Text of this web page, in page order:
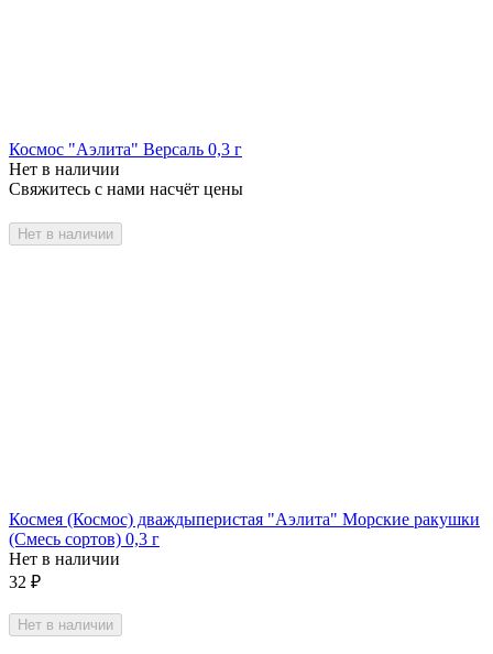
Космос "Аэлита" Версаль 0,3 г
Нет в наличии
Свяжитесь с нами насчёт цены
Нет в наличии
Космея (Космос) дваждыперистая "Аэлита" Морские ракушки
(Смесь сортов) 0,3 г
Нет в наличии
32 ₽
Нет в наличии